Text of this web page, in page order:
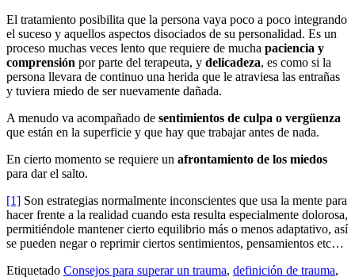
El tratamiento posibilita que la persona vaya poco a poco integrando
el suceso y aquellos aspectos disociados de su personalidad. Es un
proceso muchas veces lento que requiere de mucha paciencia y
comprensión por parte del terapeuta, y delicadeza, es como si la
persona llevara de continuo una herida que le atraviesa las entrañas
y tuviera miedo de ser nuevamente dañada.
A menudo va acompañado de sentimientos de culpa o vergüenza
que están en la superficie y que hay que trabajar antes de nada.
En cierto momento se requiere un afrontamiento de los miedos
para dar el salto.
[1] Son estrategias normalmente inconscientes que usa la mente para
hacer frente a la realidad cuando esta resulta especialmente dolorosa,
permitiéndole mantener cierto equilibrio más o menos adaptativo, así
se pueden negar o reprimir ciertos sentimientos, pensamientos etc…
Etiquetado Consejos para superar un trauma, definición de trauma,